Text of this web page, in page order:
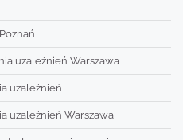
uzależnień Warszawa
uzależnień
uzależnień Warszawa